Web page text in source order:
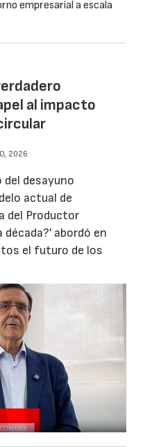
empresarial a escala
al impacto
2026
desayuno
actual de
del Productor
década?' abordó en
el futuro de los